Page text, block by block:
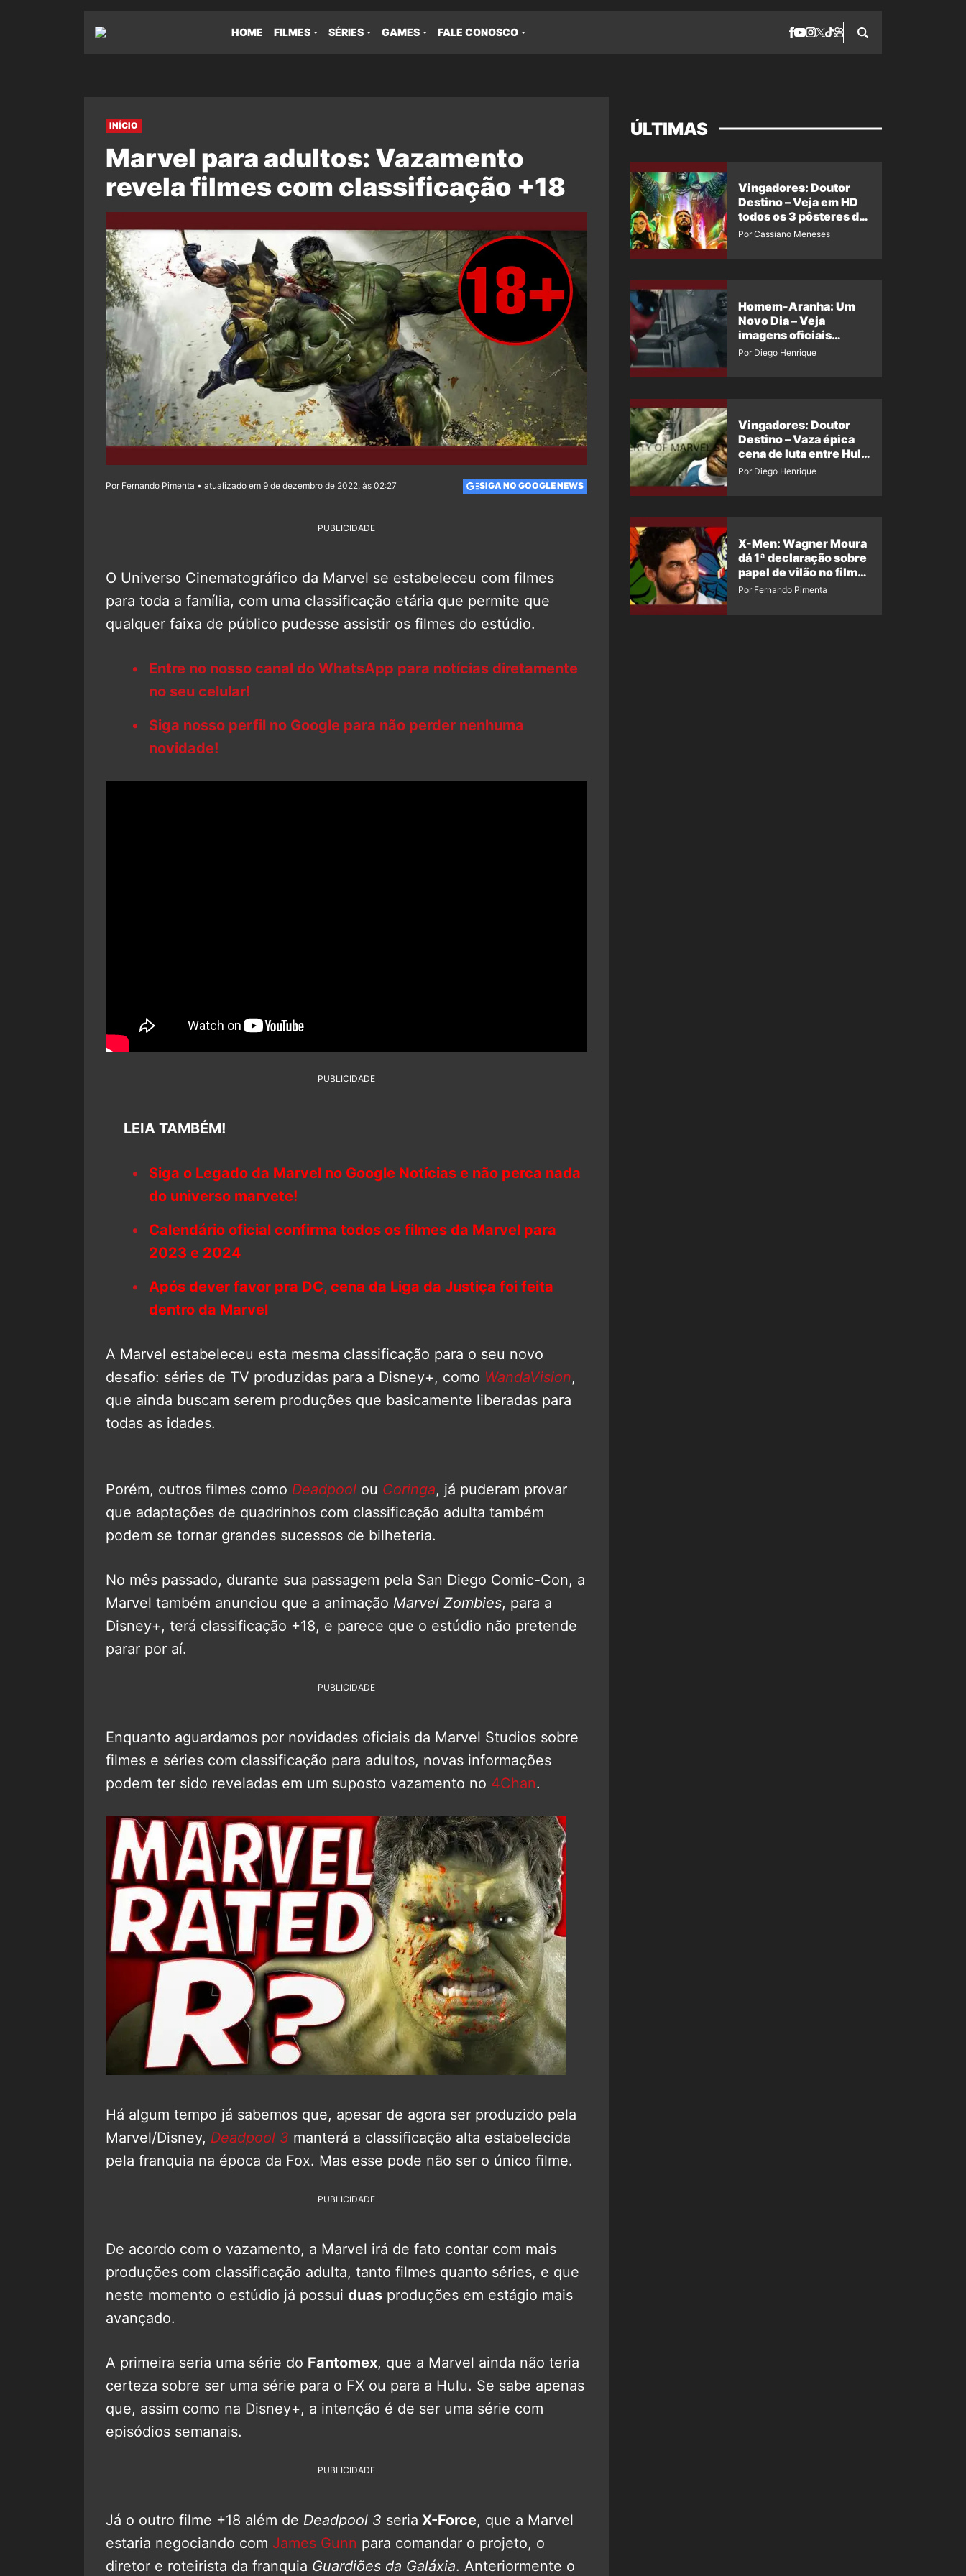
HOME FILMES SÉRIES GAMES FALE CONOSCO
INÍCIO
Marvel para adultos: Vazamento
revela filmes com classificação +18
Por Fernando Pimenta • atualizado em 9 de dezembro de 2022, às 02:27 SIGA NO GOOGLE NEWS
PUBLICIDADE
O Universo Cinematográfico da Marvel se estabeleceu com filmes
para toda a família, com uma classificação etária que permite que
qualquer faixa de público pudesse assistir os filmes do estúdio.
Entre no nosso canal do WhatsApp para notícias diretamente
no seu celular!
Siga nosso perfil no Google para não perder nenhuma
novidade!
PUBLICIDADE
LEIA TAMBÉM!
Siga o Legado da Marvel no Google Notícias e não perca nada
do universo marvete!
Calendário oficial confirma todos os filmes da Marvel para
2023 e 2024
Após dever favor pra DC, cena da Liga da Justiça foi feita
dentro da Marvel
A Marvel estabeleceu esta mesma classificação para o seu novo
desafio: séries de TV produzidas para a Disney+, como WandaVision,
que ainda buscam serem produções que basicamente liberadas para
todas as idades.
Porém, outros filmes como Deadpool ou Coringa, já puderam provar
que adaptações de quadrinhos com classificação adulta também
podem se tornar grandes sucessos de bilheteria.
No mês passado, durante sua passagem pela San Diego Comic-Con, a
Marvel também anunciou que a animação Marvel Zombies, para a
Disney+, terá classificação +18, e parece que o estúdio não pretende
parar por aí.
PUBLICIDADE
Enquanto aguardamos por novidades oficiais da Marvel Studios sobre
filmes e séries com classificação para adultos, novas informações
podem ter sido reveladas em um suposto vazamento no 4Chan.
Há algum tempo já sabemos que, apesar de agora ser produzido pela
Marvel/Disney, Deadpool 3 manterá a classificação alta estabelecida
pela franquia na época da Fox. Mas esse pode não ser o único filme.
PUBLICIDADE
De acordo com o vazamento, a Marvel irá de fato contar com mais
produções com classificação adulta, tanto filmes quanto séries, e que
neste momento o estúdio já possui duas produções em estágio mais
avançado.
A primeira seria uma série do Fantomex, que a Marvel ainda não teria
certeza sobre ser uma série para o FX ou para a Hulu. Se sabe apenas
que, assim como na Disney+, a intenção é de ser uma série com
episódios semanais.
PUBLICIDADE
Já o outro filme +18 além de Deadpool 3 seria X-Force, que a Marvel
estaria negociando com James Gunn para comandar o projeto, o
diretor e roteirista da franquia Guardiões da Galáxia. Anteriormente o
ÚLTIMAS
Vingadores: Doutor
Destino – Veja em HD
todos os 3 pôsteres de
‘Doomsday’ + 1 imagem
Por Cassiano Meneses
Homem-Aranha: Um
Novo Dia – Veja
imagens oficiais
descartadas do Hulk
Por Diego Henrique
Vingadores: Doutor
Destino – Vaza épica
cena de luta entre Hulk
e o Coisa
Por Diego Henrique
X-Men: Wagner Moura
dá 1ª declaração sobre
papel de vilão no filme
da Marvel
Por Fernando Pimenta